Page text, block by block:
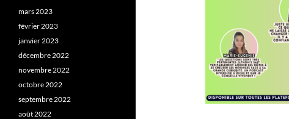
mars 2023
février 2023
janvier 2023
décembre 2022
novembre 2022
octobre 2022
septembre 2022
août 2022